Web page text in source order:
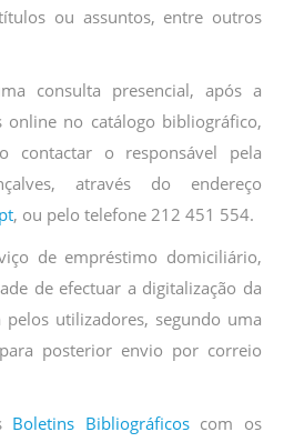
ou assuntos, entre outros
consulta presencial, após a
online no catálogo bibliográfico,
contactar o responsável pela
através do endereço
, ou pelo telefone 212 451 554.
de empréstimo domiciliário,
de efectuar a digitalização da
pelos utilizadores, segundo uma
posterior envio por correio
Boletins Bibliográficoscom os